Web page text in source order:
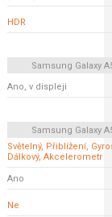
HDR
Samsung Galaxy
Ano, v displeji
Samsung Galaxy
Světelný, Přiblížení,
Dálkový, Akcelerometr
Ano
Ne